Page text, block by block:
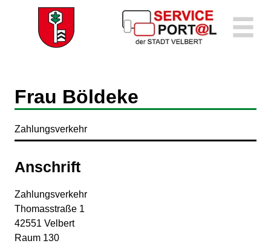
Zum Hauptinhalt springen
Zum Header
Zum Hauptinhalt
Zum Footer
Frau Böldeke
Zahlungsverkehr
Anschrift
Zahlungsverkehr
Thomasstraße 1
42551 Velbert
Raum 130